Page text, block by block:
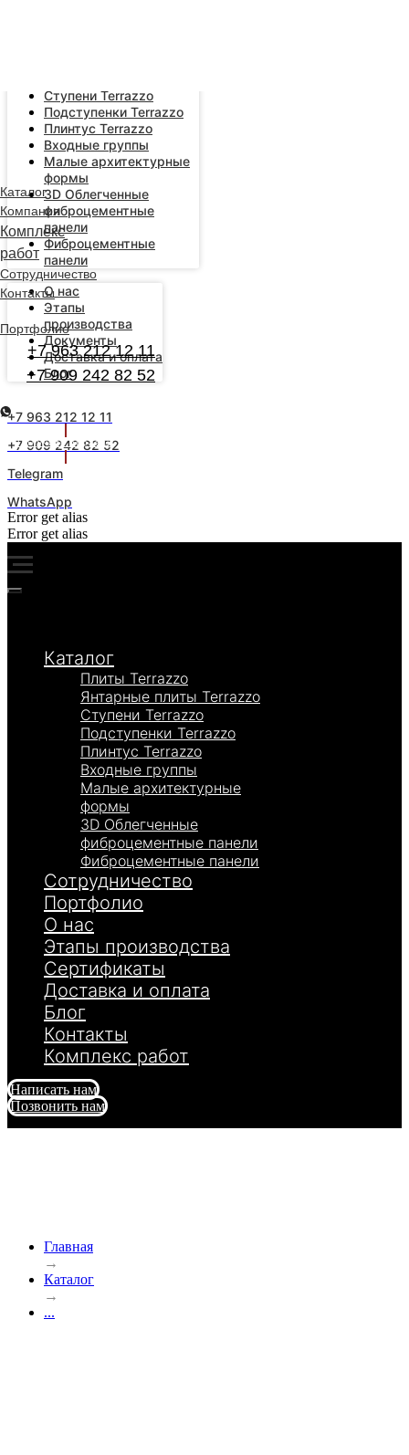
Каталог
Компания
Комплекс
работ
Сотрудничество
Контакты
Портфолио
+7 963 212 12 11
+7 909 242 82 52
Получить образцы
Ступени Terrazzo
Подступенки Terrazzo
Плинтус Terrazzo
Входные группы
Малые архитектурные
формы
3D Облегченные
фиброцементные
панели
Фиброцементные
панели
О нас
Этапы
производства
Документы
Доставка и оплата
Блог
+7 963 212 12 11
+7 909 242 82 52
Telegram
WhatsApp
Error get alias
Error get alias
Каталог
Плиты Terrazzo
Янтарные плиты Terrazzo
Ступени Terrazzo
Подступенки Terrazzo
Плинтус Terrazzo
Входные группы
Малые архитектурные
формы
3D Облегченные
фиброцементные панели
Фиброцементные панели
Сотрудничество
Портфолио
О нас
Этапы производства
Сертификаты
Доставка и оплата
Блог
Контакты
Комплекс работ
Написать нам
Позвонить нам
Главная
→
Каталог
→
...